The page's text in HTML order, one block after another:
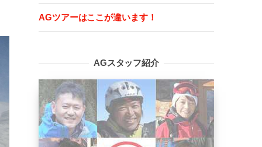
AGツアーはここが違います！
AGスタッフ紹介